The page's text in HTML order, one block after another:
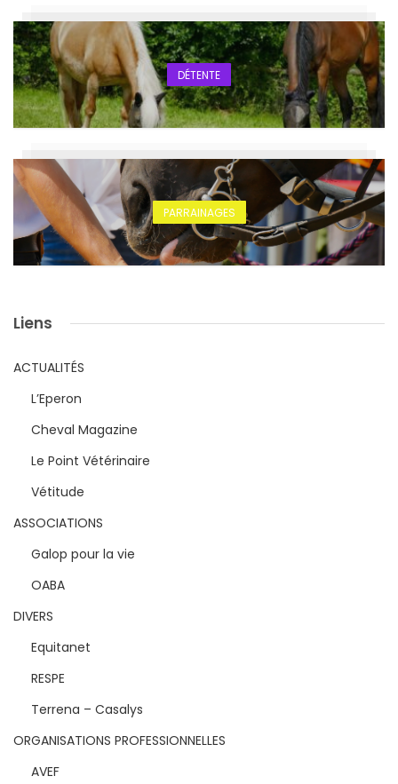
DÉTENTE
PARRAINAGES
Liens
ACTUALITÉS
L’Eperon
Cheval Magazine
Le Point Vétérinaire
Vétitude
ASSOCIATIONS
Galop pour la vie
OABA
DIVERS
Equitanet
RESPE
Terrena – Casalys
ORGANISATIONS PROFESSIONNELLES
AVEF